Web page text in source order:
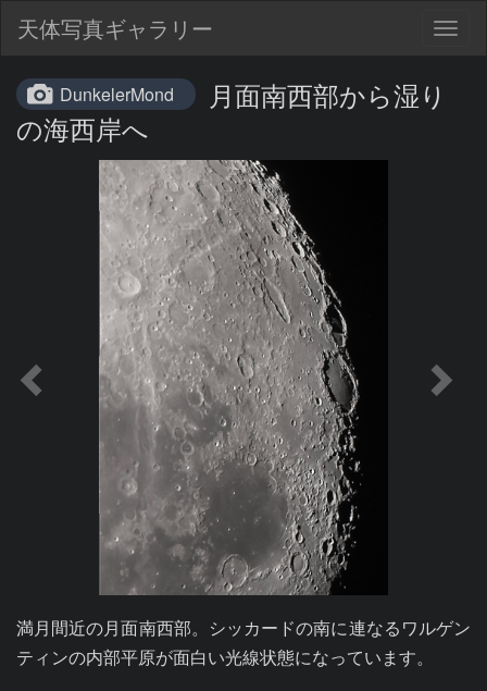
天体写真ギャラリー
DunkelerMond
月面南西部から湿り
の海西岸へ
満月間近の月面南西部。シッカードの南に連なるワルゲン
ティンの内部平原が面白い光線状態になっています。